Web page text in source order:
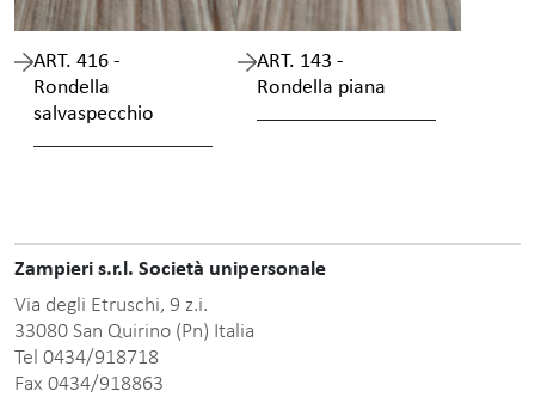
ART. 416 -
Rondella
salvaspecchio
ART. 143 -
Rondella piana
Zampieri s.r.l. Società unipersonale
Via degli Etruschi, 9 z.i.
33080 San Quirino (Pn) Italia
Tel 0434/918718
Fax 0434/918863